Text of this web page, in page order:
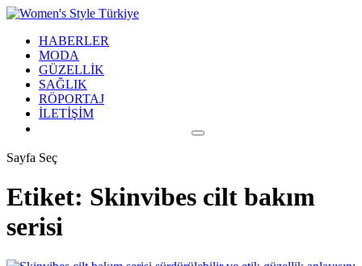
HABERLER
MODA
GÜZELLİK
SAĞLIK
RÖPORTAJ
İLETİŞİM
Sayfa Seç
Etiket: Skinvibes cilt bakım
serisi